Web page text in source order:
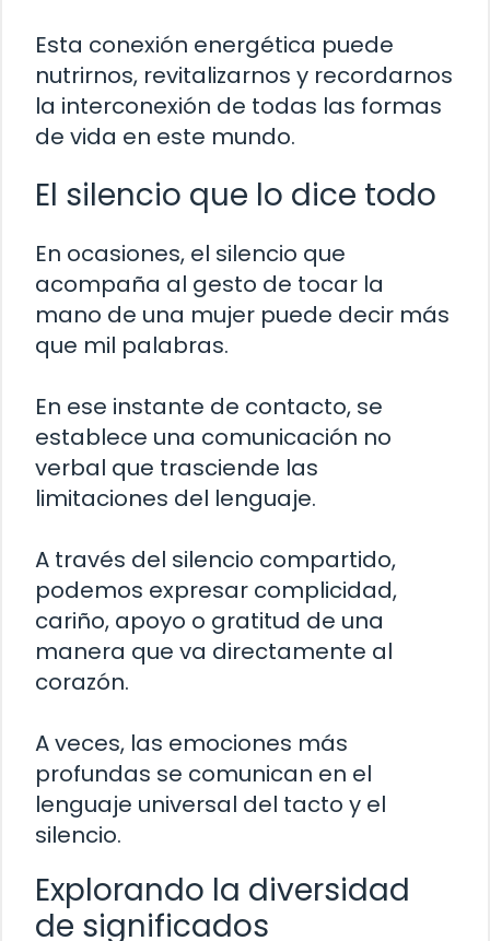
Esta conexión energética puede
nutrirnos, revitalizarnos y recordarnos
la interconexión de todas las formas
de vida en este mundo.
El silencio que lo dice todo
En ocasiones, el silencio que
acompaña al gesto de tocar la
mano de una mujer puede decir más
que mil palabras.
En ese instante de contacto, se
establece una comunicación no
verbal que trasciende las
limitaciones del lenguaje.
A través del silencio compartido,
podemos expresar complicidad,
cariño, apoyo o gratitud de una
manera que va directamente al
corazón.
A veces, las emociones más
profundas se comunican en el
lenguaje universal del tacto y el
silencio.
Explorando la diversidad
de significados